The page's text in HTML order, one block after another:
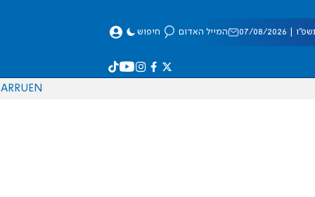
08/2026 המייל האדום חיפוש
EN
RU
AR